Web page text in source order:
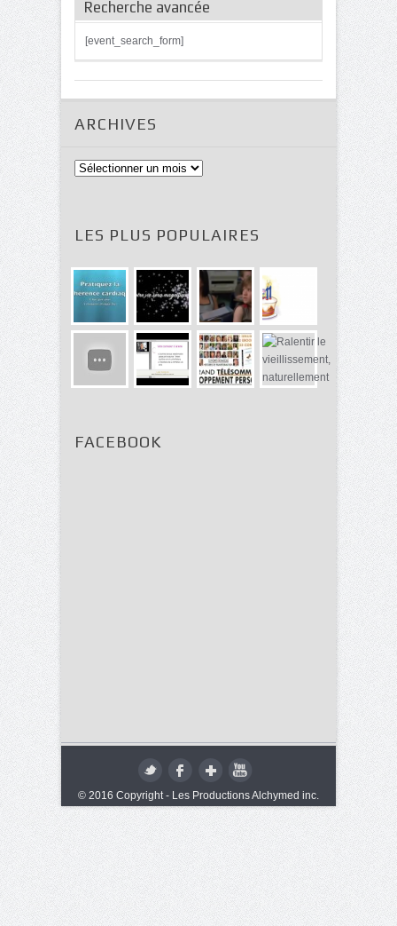
Recherche avancée
[event_search_form]
ARCHIVES
Archives
LES PLUS POPULAIRES
FACEBOOK
© 2016 Copyright - Les Productions Alchymed inc.